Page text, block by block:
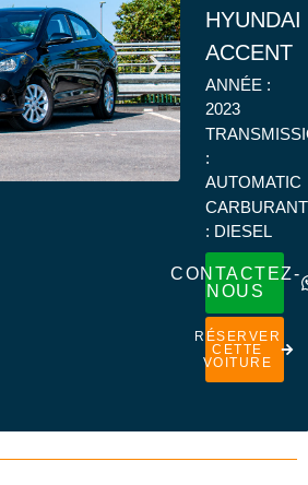
HYUNDAI
ACCENT
ANNÉE :
2023
:
AUTOMATIC
CARBURANT
: DIESEL
CONTACTEZ-
NOUS
RÉSERVER
CETTE
VOITURE